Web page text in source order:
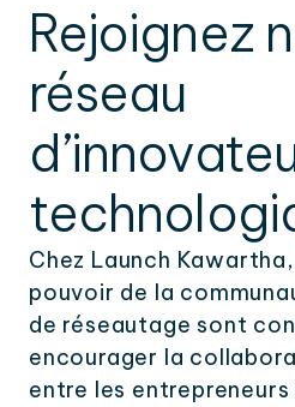
Rejoignez
réseau
Chez Launch
pouvoir de la
de réseautage sont
encourager la
entre les